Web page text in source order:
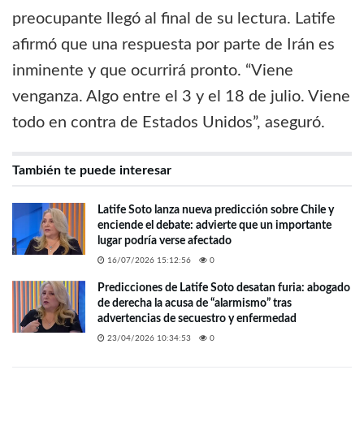
preocupante llegó al final de su lectura. Latife
afirmó que una respuesta por parte de Irán es
inminente y que ocurrirá pronto. “Viene
venganza. Algo entre el 3 y el 18 de julio. Viene
todo en contra de Estados Unidos”, aseguró.
También te puede interesar
Latife Soto lanza nueva predicción sobre Chile y
enciende el debate: advierte que un importante
lugar podría verse afectado
16/07/2026 15:12:56 0
Predicciones de Latife Soto desatan furia: abogado
de derecha la acusa de “alarmismo” tras
advertencias de secuestro y enfermedad
23/04/2026 10:34:53 0